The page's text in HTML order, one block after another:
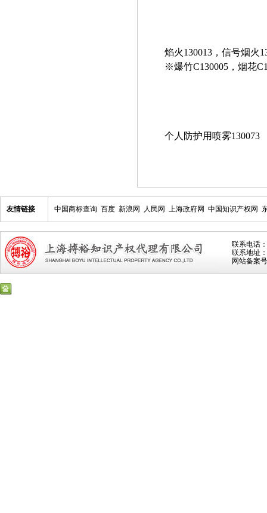
焰火130013，信号烟火
※爆竹C130005，烟花
个人防护用喷雾130073
友情链接 中国商标查询 百度 新浪网 人民网 上海政府网 中国知识产权网
联系电话
联系地址
网站备案